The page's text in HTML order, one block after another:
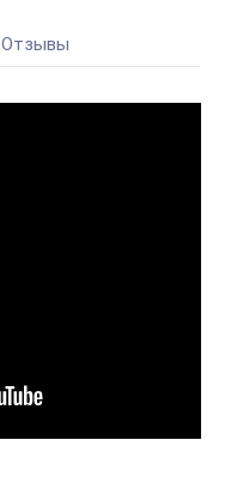
Отзывы